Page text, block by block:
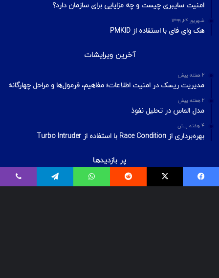
امنیت سایبری چیست و چه مزایایی برای سازمان دارد؟
شهریور ۲۴, ۱۳۹۹
هک وای فای با استفاده از PMKID
آخرین ویرایشات
2 هفته پیش
مدیریت ریسک در امنیت اطلاعات؛ مفاهیم، فرمول‌ها و مراحل چهارگانه
2 هفته پیش
مدل الماس در تحلیل نفوذ
4 هفته پیش
بهره‌برداری از Race Condition با استفاده از Turbo Intruder
پر بازدیدها
اردیبهشت ۲۰, ۱۴۰۰
فیسبوک ایکس Reddit واتس آپ تلگرام وایبر